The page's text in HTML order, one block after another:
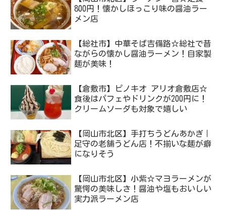
800円！懐かしほっこり味の醤油ラー
メン店
【総社市】中華そば吉備路☆総社で昔
ながらの懐かし醤油ラーメン！自家製
麺が美味！
【倉敷市】ピノキオ アリオ倉敷店☆
食後はパフェやドリンクが200円に！
クリームソーダも対象で嬉しい
【岡山市北区】手打ちうどんあかぎ｜
足守の老舗うどん店！不揃いな麺が癖
になりそう
【岡山市北区】小紫☆マヨラーメンが
驚愕の美味しさ！醤油や塩もおいしい
実力派ラーメン店